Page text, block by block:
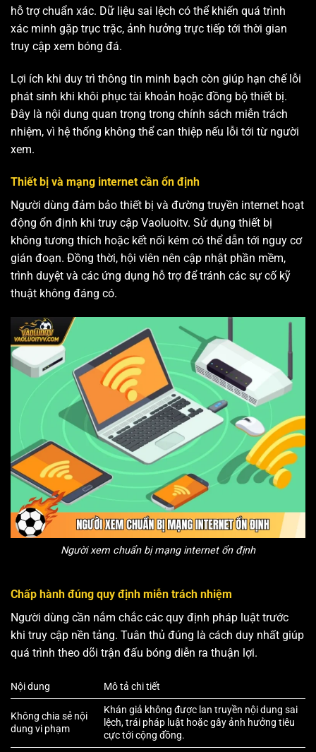
hỗ trợ chuẩn xác. Dữ liệu sai lệch có thể khiến quá trình
xác minh gặp trục trặc, ảnh hưởng trực tiếp tới thời gian
truy cập xem bóng đá.
Lợi ích khi duy trì thông tin minh bạch còn giúp hạn chế lỗi
phát sinh khi khôi phục tài khoản hoặc đồng bộ thiết bị.
Đây là nội dung quan trọng trong chính sách miễn trách
nhiệm, vì hệ thống không thể can thiệp nếu lỗi tới từ người
xem.
Thiết bị và mạng internet cần ổn định
Người dùng đảm bảo thiết bị và đường truyền internet hoạt
động ổn định khi truy cập Vaoluoitv. Sử dụng thiết bị
không tương thích hoặc kết nối kém có thể dẫn tới nguy cơ
gián đoạn. Đồng thời, hội viên nên cập nhật phần mềm,
trình duyệt và các ứng dụng hỗ trợ để tránh các sự cố kỹ
thuật không đáng có.
Người xem chuẩn bị mạng internet ổn định
Chấp hành đúng quy định miễn trách nhiệm
Người dùng cần nắm chắc các quy định pháp luật trước
khi truy cập nền tảng. Tuân thủ đúng là cách duy nhất giúp
quá trình theo dõi trận đấu bóng diễn ra thuận lợi.
Nội dung Mô tả chi tiết
Không chia sẻ nội
dung vi phạm
Khán giả không được lan truyền nội dung sai
lệch, trái pháp luật hoặc gây ảnh hưởng tiêu
cực tới cộng đồng.